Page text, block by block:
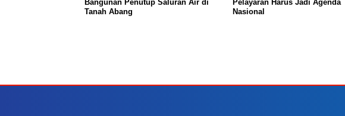
Bangunan Penutup Saluran Air di
Tanah Abang
Pelayaran Harus Jadi Agenda
Nasional